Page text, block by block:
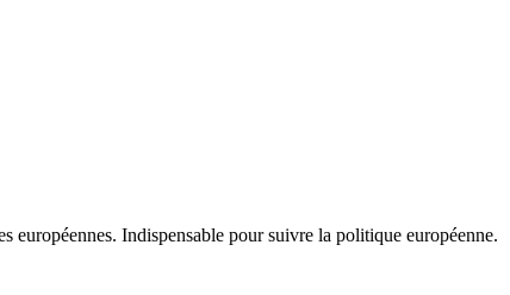
européennes. Indispensable pour suivre la politique européenne.